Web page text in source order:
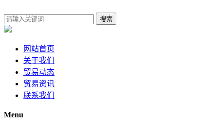
搜索
网站首页
关于我们
贸易动态
贸易资讯
联系我们
Menu